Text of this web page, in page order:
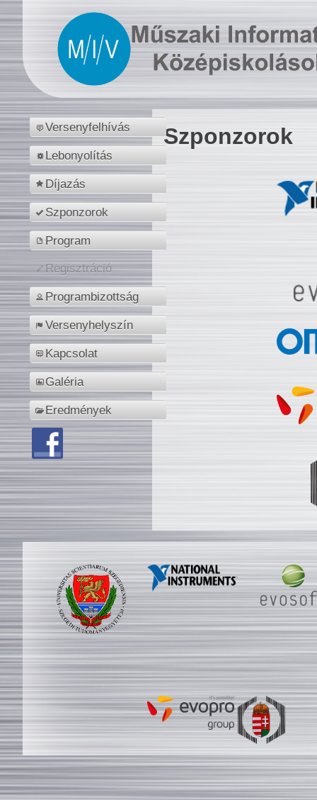
Versenyfelhívás
Lebonyolítás
Díjazás
Szponzorok
Program
Regisztráció
Programbizottság
Versenyhelyszín
Kapcsolat
Galéria
Eredmények
Szponzorok